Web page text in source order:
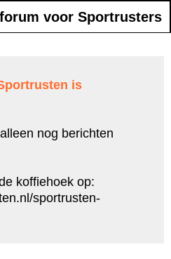
voor Sportrusters
is
nog berichten
koffiehoek op:
sportrusten-